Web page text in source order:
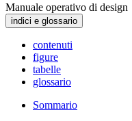
Manuale operativo di design
indici e glossario
contenuti
figure
tabelle
glossario
Sommario